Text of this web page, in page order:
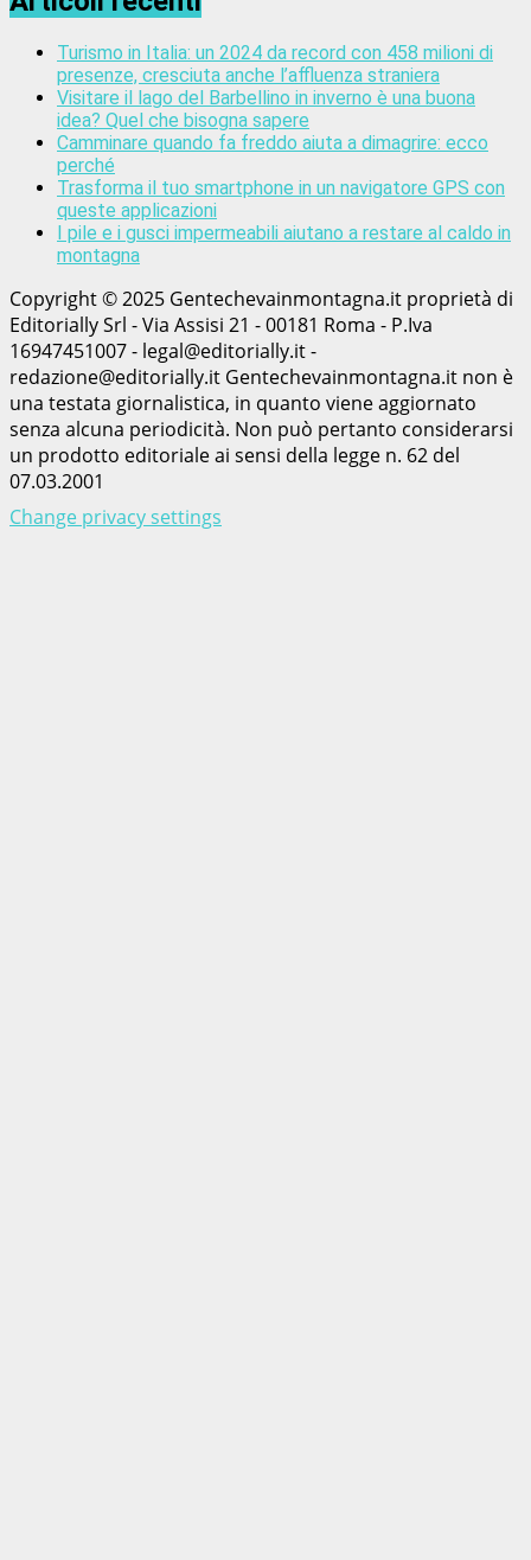
Turismo in Italia: un 2024 da record con 458 milioni di
presenze, cresciuta anche l’affluenza straniera
Visitare il lago del Barbellino in inverno è una buona
idea? Quel che bisogna sapere
Camminare quando fa freddo aiuta a dimagrire: ecco
perché
Trasforma il tuo smartphone in un navigatore GPS con
queste applicazioni
I pile e i gusci impermeabili aiutano a restare al caldo in
montagna
Copyright © 2025 Gentechevainmontagna.it proprietà di
Editorially Srl - Via Assisi 21 - 00181 Roma - P.Iva
16947451007 - legal@editorially.it -
redazione@editorially.it Gentechevainmontagna.it non è
una testata giornalistica, in quanto viene aggiornato
senza alcuna periodicità. Non può pertanto considerarsi
un prodotto editoriale ai sensi della legge n. 62 del
07.03.2001
Change privacy settings